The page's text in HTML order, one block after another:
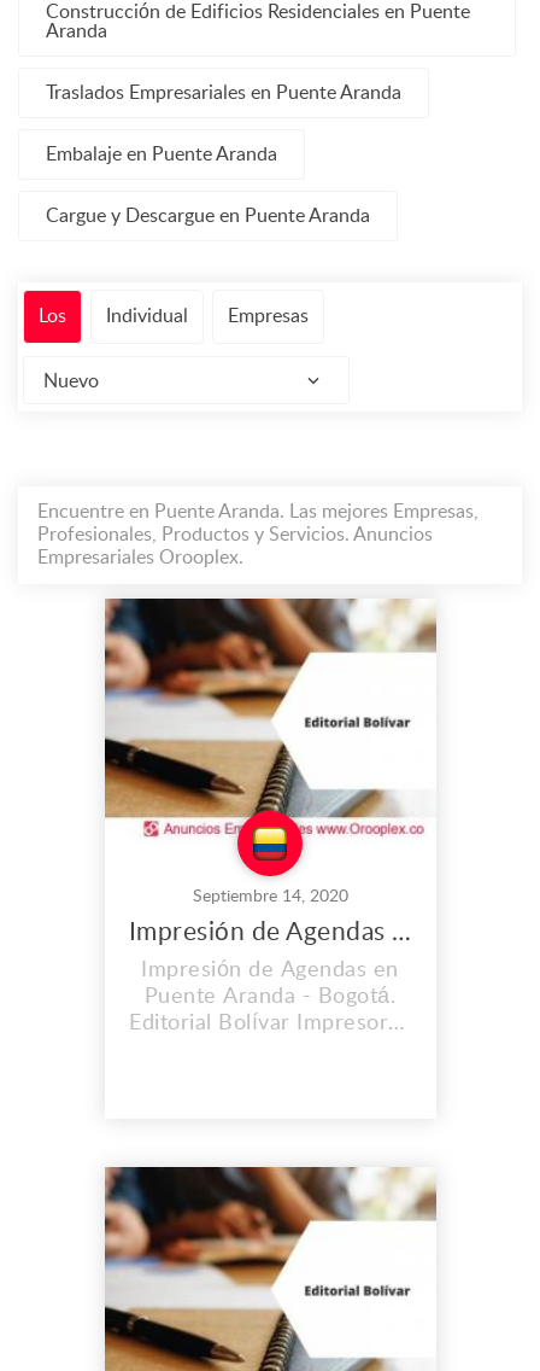
Construcción de Edificios Residenciales en Puente
Aranda
Traslados Empresariales en Puente Aranda
Embalaje en Puente Aranda
Cargue y Descargue en Puente Aranda
Los Individual Empresas
Nuevo
Encuentre en Puente Aranda. Las mejores Empresas,
Profesionales, Productos y Servicios. Anuncios
Empresariales Orooplex.
Septiembre 14, 2020
Impresión de Agendas en Puente Aranda
Impresión de Agendas en
Puente Aranda - Bogotá.
Editorial Bolívar Impresores
óptima calidad al
lanzamiento de importantes
obras editoriales,
periódicos, libros, revistas.
Brindamos el proce...